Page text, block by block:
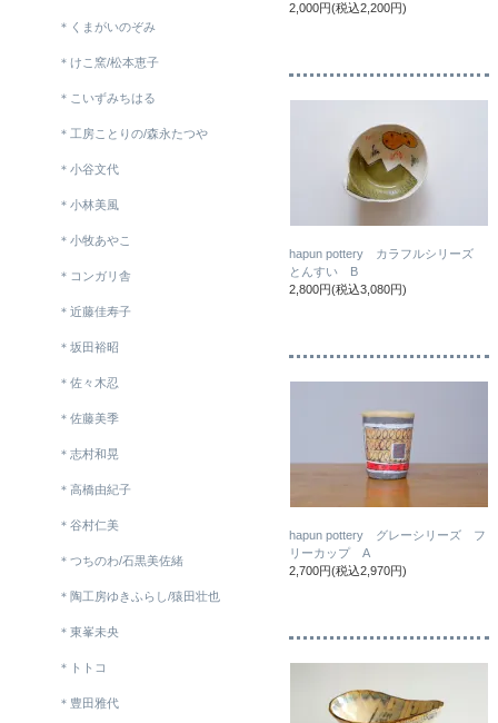
2,000円(税込2,200円)
hapun pottery カラフルシリーズ
とんすい B
2,800円(税込3,080円)
hapun pottery グレーシリーズ フ
リーカップ A
2,700円(税込2,970円)
＊くまがいのぞみ
＊けこ窯/松本恵子
＊こいずみちはる
＊工房ことりの/森永たつや
＊小谷文代
＊小林美風
＊小牧あやこ
＊コンガリ舎
＊近藤佳寿子
＊坂田裕昭
＊佐々木忍
＊佐藤美季
＊志村和晃
＊高橋由紀子
＊谷村仁美
＊つちのわ/石黒美佐緒
＊陶工房ゆきふらし/猿田壮也
＊東峯未央
＊トトコ
＊豊田雅代